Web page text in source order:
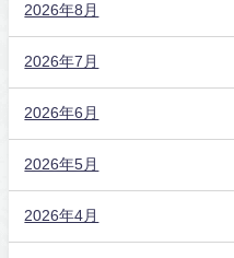
2026年8月
2026年7月
2026年6月
2026年5月
2026年4月